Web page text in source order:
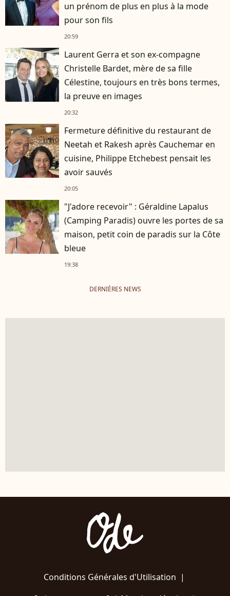
un prénom de plus en plus à la mode
pour son fils
20:59
Laurent Gerra et son ex-compagne
Christelle Bardet, mère de sa fille
Célestine, toujours en très bons termes,
la preuve en images
20:32
Fermeture définitive du restaurant de
Neetah et Rakesh après Cauchemar en
cuisine, Philippe Etchebest pensait les
avoir sauvés
20:05
"J'adore recevoir" : Géraldine Lapalus
(Camping Paradis) ouvre les portes de sa
maison, petit coin de paradis sur la Côte
bleue
19:38
DERNIÈRES NEWS
Conditions Générales d'Utilisation |